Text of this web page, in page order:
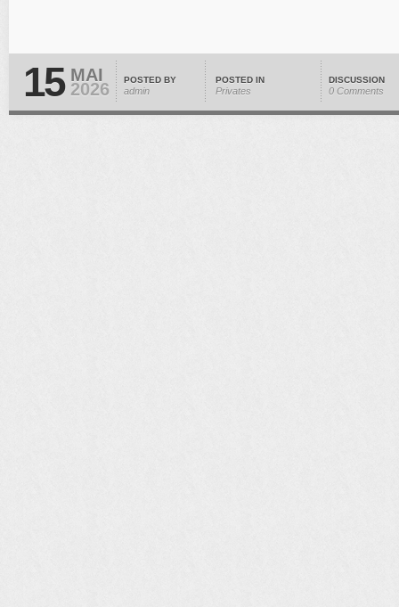
15 MAI
2026 POSTED BY
admin
POSTED IN
Privates
DISCUSSION
0 Comments